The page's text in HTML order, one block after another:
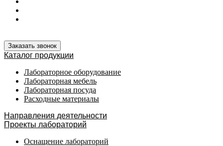
Заказать звонок
Каталог продукции
Лабораторное оборудование
Лабораторная мебель
Лабораторная посуда
Расходные материалы
Направления деятельности
Проекты лабораторий
Оснащение лабораторий